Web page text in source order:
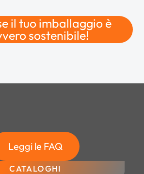
il tuo imballaggio è
sostenibile!
Leggi le FAQ
CATALOGHI